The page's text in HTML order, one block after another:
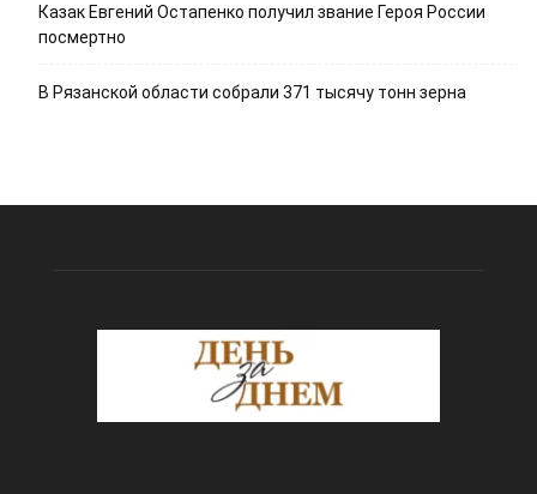
Казак Евгений Остапенко получил звание Героя России
посмертно
В Рязанской области собрали 371 тысячу тонн зерна